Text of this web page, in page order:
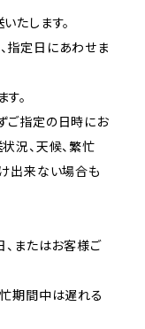
たします。
指定日にあわせま
。
ご指定の日時にお
況、天候、繁忙
出来ない場合も
またはお客様ご
期間中は遅れる